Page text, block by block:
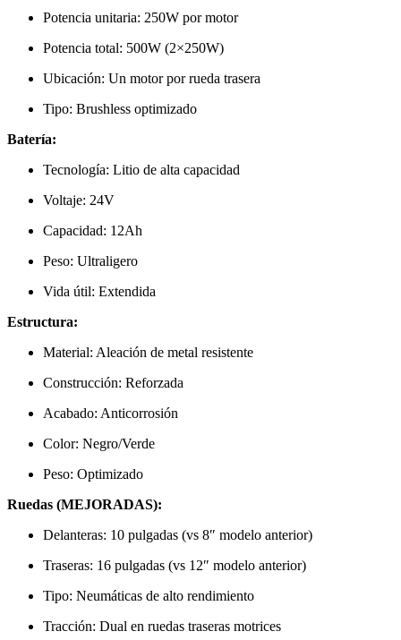
Potencia unitaria: 250W por motor
Potencia total: 500W (2×250W)
Ubicación: Un motor por rueda trasera
Tipo: Brushless optimizado
Batería:
Tecnología: Litio de alta capacidad
Voltaje: 24V
Capacidad: 12Ah
Peso: Ultraligero
Vida útil: Extendida
Estructura:
Material: Aleación de metal resistente
Construcción: Reforzada
Acabado: Anticorrosión
Color: Negro/Verde
Peso: Optimizado
Ruedas (MEJORADAS):
Delanteras: 10 pulgadas (vs 8″ modelo anterior)
Traseras: 16 pulgadas (vs 12″ modelo anterior)
Tipo: Neumáticas de alto rendimiento
Tracción: Dual en ruedas traseras motrices